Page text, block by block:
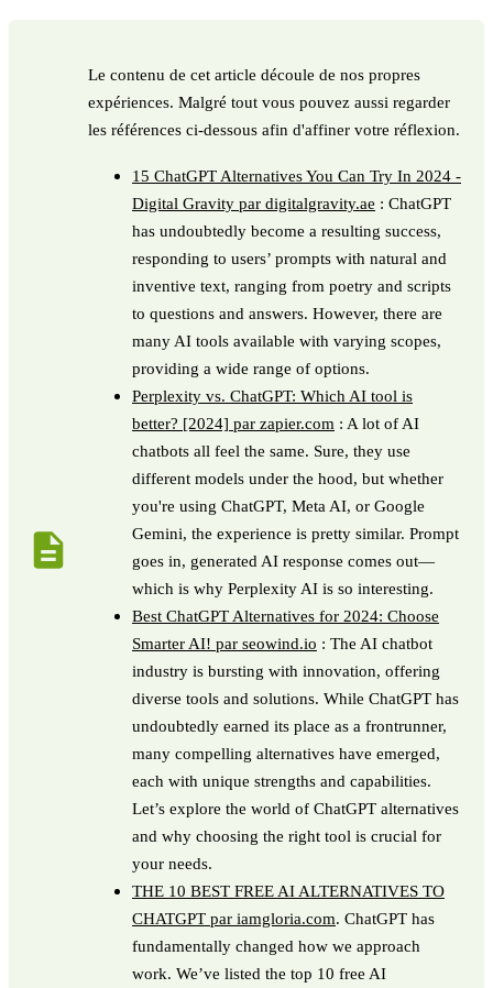
Le contenu de cet article découle de nos propres
expériences. Malgré tout vous pouvez aussi regarder
les références ci-dessous afin d'affiner votre réflexion.
15 ChatGPT Alternatives You Can Try In 2024 -
Digital Gravity par digitalgravity.ae : ChatGPT
has undoubtedly become a resulting success,
responding to users’ prompts with natural and
inventive text, ranging from poetry and scripts
to questions and answers. However, there are
many AI tools available with varying scopes,
providing a wide range of options.
Perplexity vs. ChatGPT: Which AI tool is
better? [2024] par zapier.com : A lot of AI
chatbots all feel the same. Sure, they use
different models under the hood, but whether
you're using ChatGPT, Meta AI, or Google
Gemini, the experience is pretty similar. Prompt
goes in, generated AI response comes out—
which is why Perplexity AI is so interesting.
Best ChatGPT Alternatives for 2024: Choose
Smarter AI! par seowind.io : The AI chatbot
industry is bursting with innovation, offering
diverse tools and solutions. While ChatGPT has
undoubtedly earned its place as a frontrunner,
many compelling alternatives have emerged,
each with unique strengths and capabilities.
Let’s explore the world of ChatGPT alternatives
and why choosing the right tool is crucial for
your needs.
THE 10 BEST FREE AI ALTERNATIVES TO
CHATGPT par iamgloria.com. ChatGPT has
fundamentally changed how we approach
work. We’ve listed the top 10 free AI